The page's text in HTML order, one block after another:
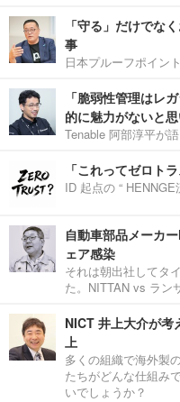
「守る」だけでな
事
日本プルーフポイン
「脆弱性管理はレ
的に魅力がないと
Tenable 阿部淳平が
「これってゼロト
ID 起点の “
自動車部品メーカ
ェア感染
それは朝出社してタ
た。NITTAN vs ラン
NICT 井上大介が考
上
多くの組織で海外製
たちがどんな仕組み
いでしょうか？